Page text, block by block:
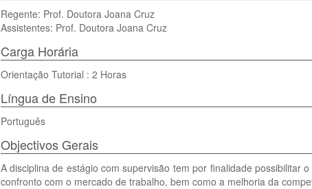
Regente: Prof. Doutora Joana Cruz
Assistentes: Prof. Doutora Joana Cruz
Carga Horária
Orientação Tutorial : 2 Horas
Língua de Ensino
Português
Objectivos Gerais
A disciplina de estágio com supervisão tem por finalidade possibilitar
confronto com o mercado de trabalho, bem como a melhoria da